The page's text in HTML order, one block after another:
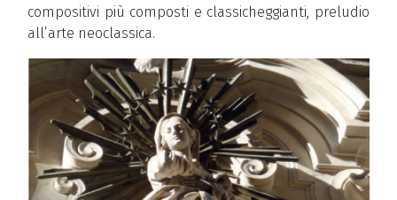
compositivi più composti e classicheggianti, preludio
all’arte neoclassica.